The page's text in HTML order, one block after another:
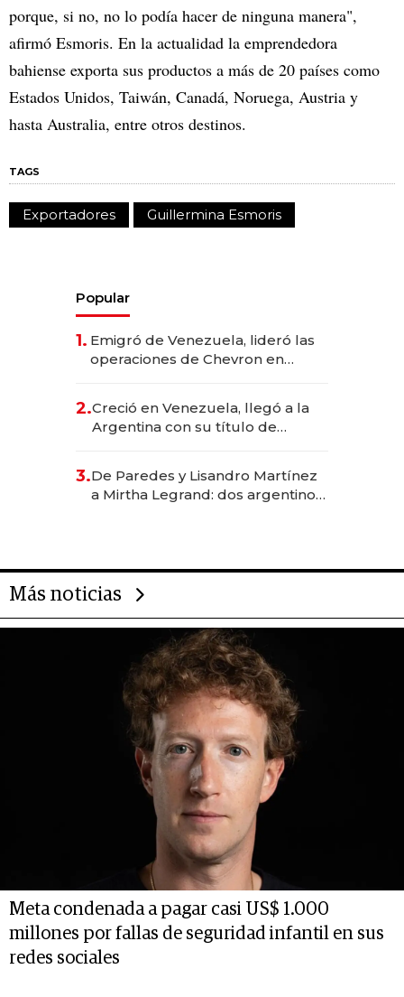
porque, si no, no lo podía hacer de ninguna manera",
afirmó Esmoris. En la actualidad la emprendedora
bahiense exporta sus productos a más de 20 países como
Estados Unidos, Taiwán, Canadá, Noruega, Austria y
hasta Australia, entre otros destinos.
TAGS
Exportadores Guillermina Esmoris
Popular
1. Emigró de Venezuela, lideró las
operaciones de Chevron en
2.Creció en Venezuela, llegó a la
Argentina con su título de
las marcas "fast premium"
3.De Paredes y Lisandro Martínez
a Mirtha Legrand: dos argentinos
Más noticias
Meta condenada a pagar casi US$ 1.000
millones por fallas de seguridad infantil en sus
redes sociales